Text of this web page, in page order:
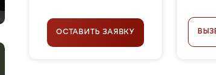
ОСТАВИТЬ ЗАЯВКУ